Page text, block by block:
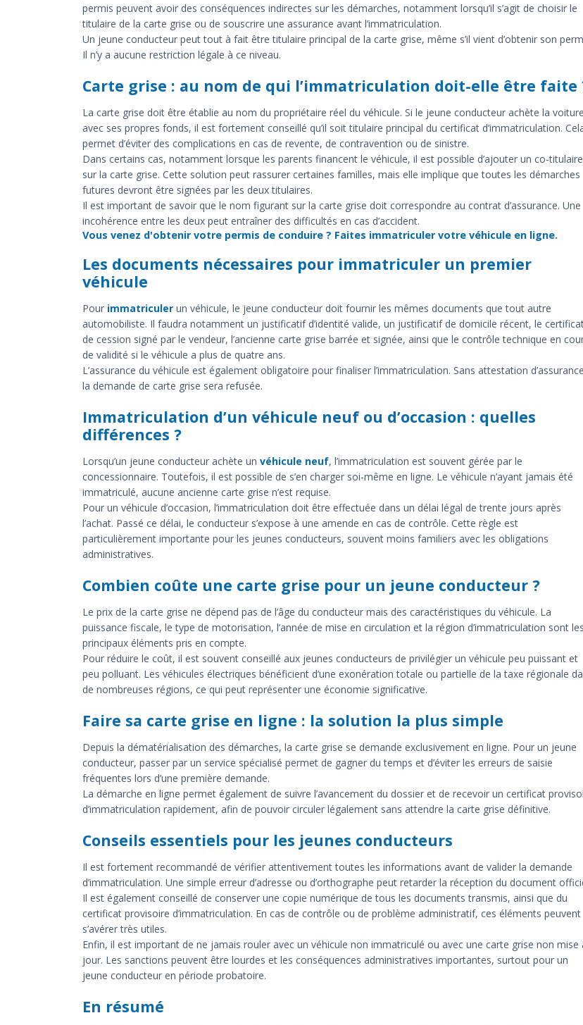
permis peuvent avoir des conséquences indirectes sur les démarches, notamment lorsqu’il s’agit de choisir le
titulaire de la carte grise ou de souscrire une assurance avant l’immatriculation.
Un jeune conducteur peut tout à fait être titulaire principal de la carte grise, même s’il vient d’obtenir son
Il n’y a aucune restriction légale à ce niveau.
Carte grise : au nom de qui l’immatriculation doit-elle être faite
La carte grise doit être établie au nom du propriétaire réel du véhicule. Si le jeune conducteur achète la voiture
avec ses propres fonds, il est fortement conseillé qu’il soit titulaire principal du certificat d’immatriculation.
permet d’éviter des complications en cas de revente, de contravention ou de sinistre.
Dans certains cas, notamment lorsque les parents financent le véhicule, il est possible d’ajouter un co-titulaire
sur la carte grise. Cette solution peut rassurer certaines familles, mais elle implique que toutes les démarches
futures devront être signées par les deux titulaires.
Il est important de savoir que le nom figurant sur la carte grise doit correspondre au contrat d’assurance. Une
incohérence entre les deux peut entraîner des difficultés en cas d’accident.
Vous venez d'obtenir votre permis de conduire ? Faites immatriculer votre véhicule en ligne.
Les documents nécessaires pour immatriculer un premier
véhicule
Pour immatriculer un véhicule, le jeune conducteur doit fournir les mêmes documents que tout autre
automobiliste. Il faudra notamment un justificatif d’identité valide, un justificatif de domicile récent, le
de cession signé par le vendeur, l’ancienne carte grise barrée et signée, ainsi que le contrôle technique en
de validité si le véhicule a plus de quatre ans.
L’assurance du véhicule est également obligatoire pour finaliser l’immatriculation. Sans attestation
la demande de carte grise sera refusée.
Immatriculation d’un véhicule neuf ou d’occasion : quelles
différences ?
Lorsqu’un jeune conducteur achète un véhicule neuf, l’immatriculation est souvent gérée par le
concessionnaire. Toutefois, il est possible de s’en charger soi-même en ligne. Le véhicule n’ayant jamais été
immatriculé, aucune ancienne carte grise n’est requise.
Pour un véhicule d’occasion, l’immatriculation doit être effectuée dans un délai légal de trente jours après
l’achat. Passé ce délai, le conducteur s’expose à une amende en cas de contrôle. Cette règle est
particulièrement importante pour les jeunes conducteurs, souvent moins familiers avec les obligations
administratives.
Combien coûte une carte grise pour un jeune conducteur ?
Le prix de la carte grise ne dépend pas de l’âge du conducteur mais des caractéristiques du véhicule. La
puissance fiscale, le type de motorisation, l’année de mise en circulation et la région d’immatriculation sont les
principaux éléments pris en compte.
Pour réduire le coût, il est souvent conseillé aux jeunes conducteurs de privilégier un véhicule peu puissant et
peu polluant. Les véhicules électriques bénéficient d’une exonération totale ou partielle de la taxe régionale
de nombreuses régions, ce qui peut représenter une économie significative.
Faire sa carte grise en ligne : la solution la plus simple
Depuis la dématérialisation des démarches, la carte grise se demande exclusivement en ligne. Pour un jeune
conducteur, passer par un service spécialisé permet de gagner du temps et d’éviter les erreurs de saisie
fréquentes lors d’une première demande.
La démarche en ligne permet également de suivre l’avancement du dossier et de recevoir un certificat
d’immatriculation rapidement, afin de pouvoir circuler légalement sans attendre la carte grise définitive.
Conseils essentiels pour les jeunes conducteurs
Il est fortement recommandé de vérifier attentivement toutes les informations avant de valider la demande
d’immatriculation. Une simple erreur d’adresse ou d’orthographe peut retarder la réception du document
Il est également conseillé de conserver une copie numérique de tous les documents transmis, ainsi que du
certificat provisoire d’immatriculation. En cas de contrôle ou de problème administratif, ces éléments peuvent
s’avérer très utiles.
Enfin, il est important de ne jamais rouler avec un véhicule non immatriculé ou avec une carte grise non mise
jour. Les sanctions peuvent être lourdes et les conséquences administratives importantes, surtout pour un
jeune conducteur en période probatoire.
En résumé